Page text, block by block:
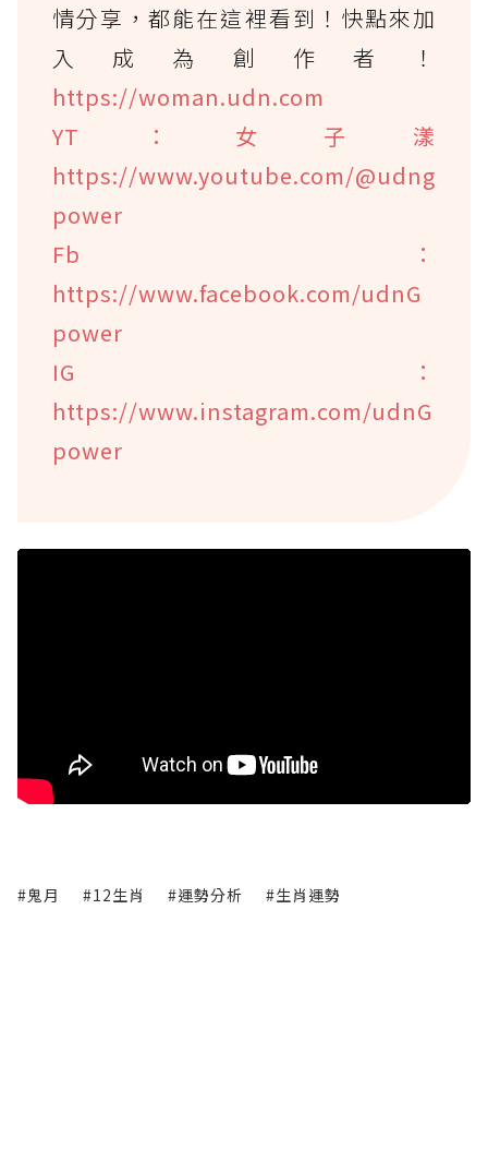
情分享，都能在這裡看到！快點來加
入成為創作者！
https://woman.udn.com
YT：女子漾
https://www.youtube.com/@udng
power
Fb：
https://www.facebook.com/udnG
power
IG：
https://www.instagram.com/udnG
power
#鬼月 #12生肖 #運勢分析 #生肖運勢